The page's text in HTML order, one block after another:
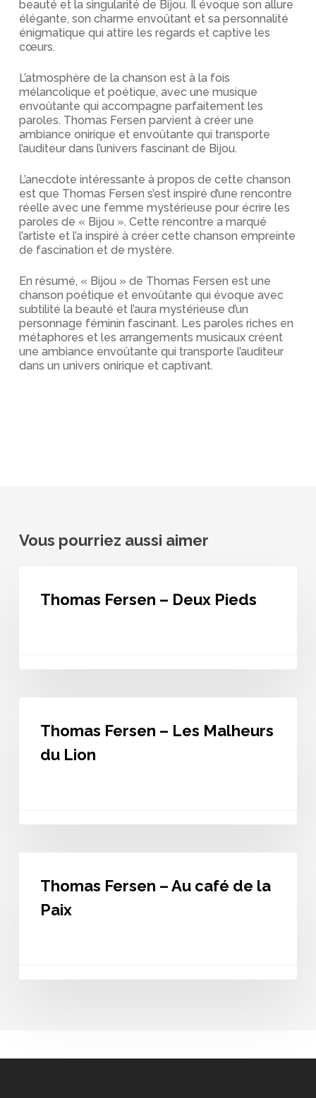
beauté et la singularité de Bijou. Il évoque son allure
élégante, son charme envoûtant et sa personnalité
énigmatique qui attire les regards et captive les
cœurs.
L’atmosphère de la chanson est à la fois
mélancolique et poétique, avec une musique
envoûtante qui accompagne parfaitement les
paroles. Thomas Fersen parvient à créer une
ambiance onirique et envoûtante qui transporte
l’auditeur dans l’univers fascinant de Bijou.
L’anecdote intéressante à propos de cette chanson
est que Thomas Fersen s’est inspiré d’une rencontre
réelle avec une femme mystérieuse pour écrire les
paroles de « Bijou ». Cette rencontre a marqué
l’artiste et l’a inspiré à créer cette chanson empreinte
de fascination et de mystère.
En résumé, « Bijou » de Thomas Fersen est une
chanson poétique et envoûtante qui évoque avec
subtilité la beauté et l’aura mystérieuse d’un
personnage féminin fascinant. Les paroles riches en
métaphores et les arrangements musicaux créent
une ambiance envoûtante qui transporte l’auditeur
dans un univers onirique et captivant.
Vous pourriez aussi aimer
Thomas Fersen – Deux Pieds
Malheurs
Thomas Fersen – Les Malheurs
du Lion
café
Thomas Fersen – Au café de la
Paix